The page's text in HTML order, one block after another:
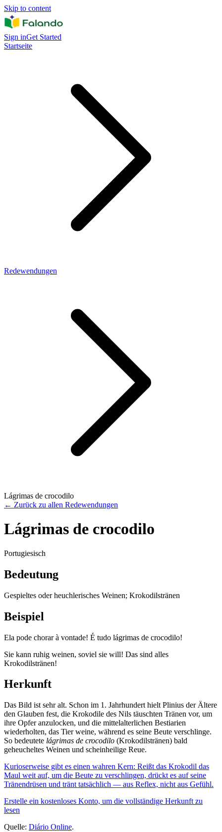
Skip to content
Sign inGet Started
Startseite
Redewendungen
Lágrimas de crocodilo
← Zurück zu allen Redewendungen
Lágrimas de crocodilo
Portugiesisch
Bedeutung
Gespieltes oder heuchlerisches Weinen; Krokodilstränen
Beispiel
Ela pode chorar à vontade! É tudo lágrimas de crocodilo!
Sie kann ruhig weinen, soviel sie will! Das sind alles
Krokodilstränen!
Herkunft
Das Bild ist sehr alt. Schon im 1. Jahrhundert hielt Plinius der Ältere
den Glauben fest, die Krokodile des Nils täuschten Tränen vor, um
ihre Opfer anzulocken, und die mittelalterlichen Bestiarien
wiederholten, das Tier weine, während es seine Beute verschlinge.
So bedeutete lágrimas de crocodilo (Krokodilstränen) bald
geheucheltes Weinen und scheinheilige Reue.
Kurioserweise gibt es einen wahren Kern: Reißt das Krokodil das
Maul weit auf, um die Beute zu verschlingen, drückt es auf seine
Tränendrüsen und tränt tatsächlich — aus Reflex, nicht aus Gefühl.
Erstelle ein kostenloses Konto, um die vollständige Herkunft zu
lesen
Quelle: Diário Online.